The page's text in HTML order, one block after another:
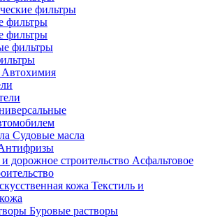
фильтры
фильтры
фильтры
фильтры
Автохимия
Судовые масла
Асфальтовое
Текстиль и
Буровые растворы